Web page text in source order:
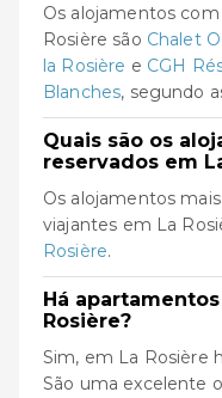
Os alojamentos
Rosière são Chalet
la Rosière e CGH
Blanches, segundo
Quais são os
reservados em
Os alojamentos
viajantes em La
Rosière.
Há
Rosière?
Sim, em La Rosière
São uma excelente